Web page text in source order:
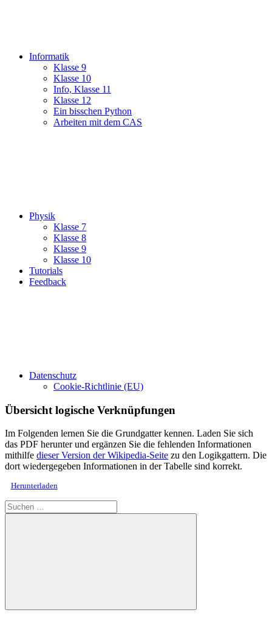
Informatik
Klasse 9
Klasse 10
Info, Klasse 11
Klasse 12
Ein bisschen Python
Arbeiten mit dem CAS
Physik
Klasse 7
Klasse 8
Klasse 9
Klasse 10
Tutorials
Feedback
Datenschutz
Cookie-Richtlinie (EU)
Übersicht logische Verknüpfungen
Im Folgenden lernen Sie die Grundgatter kennen. Laden Sie sich
das PDF herunter und ergänzen Sie die fehlenden Informationen
mithilfe dieser Version der Wikipedia-Seite zu den Logikgattern. Die
dort wiedergegeben Informationen in der Tabelle sind korrekt.
Herunterladen
Suchen
nach:
Suchen